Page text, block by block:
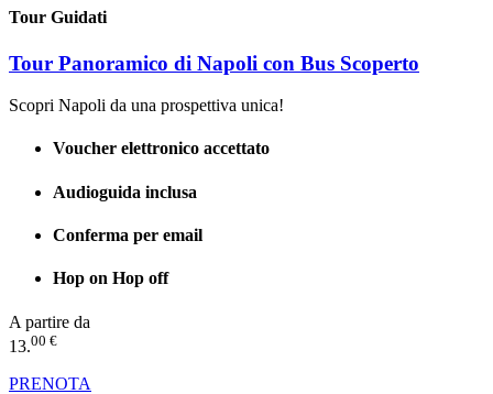
Tour Guidati
Tour Panoramico di Napoli con Bus Scoperto
Scopri Napoli da una prospettiva unica!
Voucher elettronico accettato
Audioguida inclusa
Conferma per email
Hop on Hop off
A partire da
13.00 €
PRENOTA